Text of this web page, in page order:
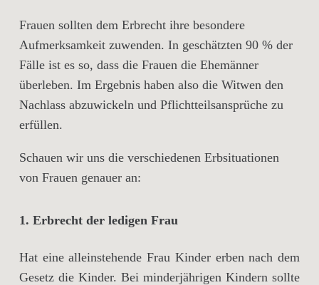
Frauen sollten dem Erbrecht ihre besondere
Aufmerksamkeit zuwenden. In geschätzten 90 % der
Fälle ist es so, dass die Frauen die Ehemänner
überleben. Im Ergebnis haben also die Witwen den
Nachlass abzuwickeln und Pflichtteilsansprüche zu
erfüllen.
Schauen wir uns die verschiedenen Erbsituationen
von Frauen genauer an:
1. Erbrecht der ledigen Frau
Hat eine alleinstehende Frau Kinder erben nach dem
Gesetz die Kinder. Bei minderjährigen Kindern sollte